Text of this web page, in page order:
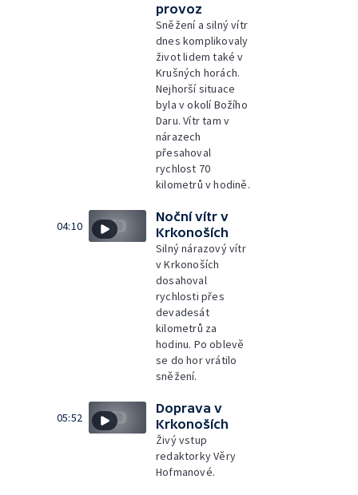
provoz
Sněžení a silný vítr
dnes komplikovaly
život lidem také v
Krušných horách.
Nejhorší situace
byla v okolí Božího
Daru. Vítr tam v
nárazech
přesahoval
rychlost 70
kilometrů v hodině.
04:10
Noční vítr v
Krkonoších
Silný nárazový vítr
v Krkonoších
dosahoval
rychlosti přes
devadesát
kilometrů za
hodinu. Po oblevě
se do hor vrátilo
sněžení.
05:52
Doprava v
Krkonoších
Živý vstup
redaktorky Věry
Hofmanové.